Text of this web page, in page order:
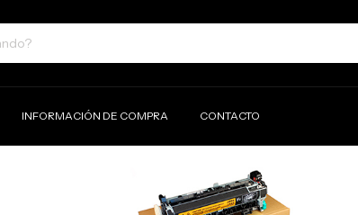
INFORMACIÓN DE COMPRA CONTACTO